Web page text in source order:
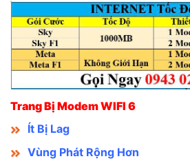
Trang Bị Modem WIFI 6
Ít Bị Lag
Vùng Phát Rộng Hơn